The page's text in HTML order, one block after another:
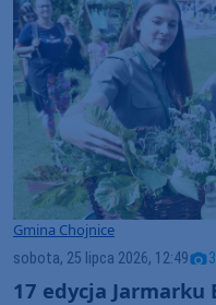
Gmina Chojnice
sobota, 25 lipca 2026, 12:49
17 edycja Jarmarku